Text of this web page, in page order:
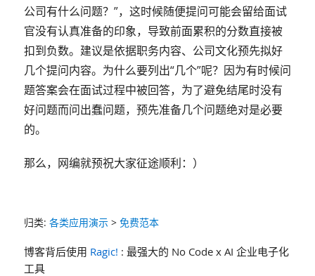
公司有什么问题？”，这时候随便提问可能会留给面试
官没有认真准备的印象，导致前面累积的分数直接被
扣到负数。建议是依据职务内容、公司文化预先拟好
几个提问内容。为什么要列出“几个”呢？因为有时候问
题答案会在面试过程中被回答，为了避免结尾时没有
好问题而问出蠢问题，预先准备几个问题绝对是必要
的。
那么，网编就预祝大家征途顺利：）
归类: 各类应用演示> 免费范本
博客背后使用 Ragic! : 最强大的 No Code x AI 企业电子化
工具